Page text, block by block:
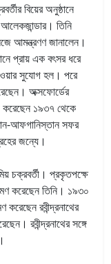
বিয়ের অনুষ্ঠানে
তিনি
আমন্ত্রণণ জানালেন।
প্রায় এক বৎসর ধরে
সুযোগ হল। পরে
অক্সফোর্ডের
করেছেন ১৯৩৭ থেকে
আফগানিস্তান সফর
জন্যে।
চক্রবর্তী। প্রকৃতপক্ষে
করেছেন তিনি। ১৯৩০
করেছেন রবীন্দ্রনাথের
রবীন্দ্রনাথের সঙ্গে